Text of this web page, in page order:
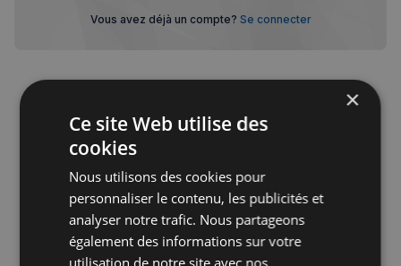
Vous avez déjà un compte? Se connecter
×
Ce site Web utilise des
cookies
Nous utilisons des cookies pour
personnaliser le contenu, les publicités et
analyser notre trafic. Nous partageons
également des informations sur votre
utilisation de notre site avec nos